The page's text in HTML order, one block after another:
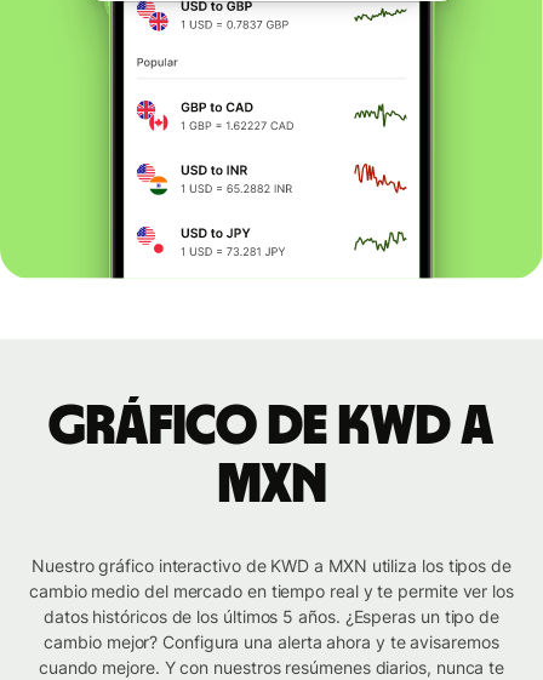
Gráfico de KWD a
MXN
Nuestro gráfico interactivo de KWD a MXN utiliza los tipos de
cambio medio del mercado en tiempo real y te permite ver los
datos históricos de los últimos 5 años. ¿Esperas un tipo de
cambio mejor? Configura una alerta ahora y te avisaremos
cuando mejore. Y con nuestros resúmenes diarios, nunca te